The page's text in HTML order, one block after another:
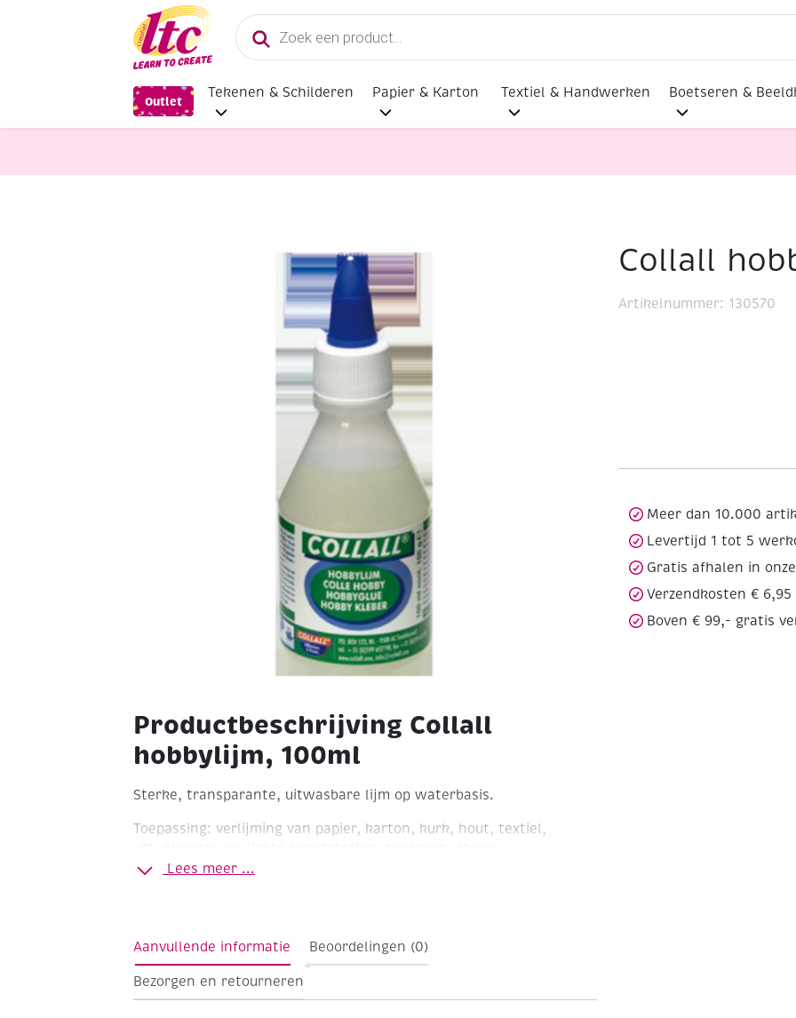
Producten
zoeken
Outlet
Tekenen & Schilderen Papier & Karton Textiel & Handwerken Boetseren &
Collall hobbylijm, 100ml
Productbeschrijving Collall
hobbylijm, 100ml
Sterke, transparante, uitwasbare lijm op waterbasis.
Toepassing: verlijming van papier, karton, kurk, hout, textiel,
Lees meer ...
Collall
Artikelnummer: 130570
Meer dan 10.000
Levertijd 1 tot 5
Gratis afhalen in
Verzendkosten € 6,95
Boven € 99,- gratis
Aanvullende informatie Beoordelingen (0)
Bezorgen en retourneren